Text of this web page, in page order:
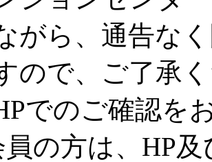
がら、通告な
ので、ご了承
でのご確認を
の方は、HP